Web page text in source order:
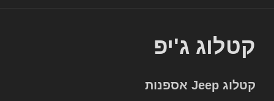
קטלוג ג'יפ
קטלוג Jeep אספנות